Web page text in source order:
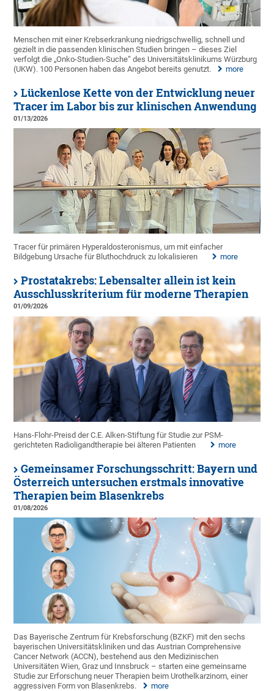
Menschen mit einer Krebserkrankung niedrigschwellig, schnell und
gezielt in die passenden klinischen Studien bringen – dieses Ziel
verfolgt die „Onko-Studien-Suche“ des Universitätsklinikums Würzburg
(UKW). 100 Personen haben das Angebot bereits genutzt.
more
Lückenlose Kette von der Entwicklung neuer
Tracer im Labor bis zur klinischen Anwendung
01/13/2026
Tracer für primären Hyperaldosteronismus, um mit einfacher
Bildgebung Ursache für Bluthochdruck zu lokalisieren
more
Prostatakrebs: Lebensalter allein ist kein
Ausschlusskriterium für moderne Therapien
01/09/2026
Hans-Flohr-Preisd der C.E. Alken-Stiftung für Studie zur PSM-
gerichteten Radioligandtherapie bei älteren Patienten
more
Gemeinsamer Forschungsschritt: Bayern und
Österreich untersuchen erstmals innovative
Therapien beim Blasenkrebs
01/08/2026
Das Bayerische Zentrum für Krebsforschung (BZKF) mit den sechs
bayerischen Universitätskliniken und das Austrian Comprehensive
Cancer Network (ACCN), bestehend aus den Medizinischen
Universitäten Wien, Graz und Innsbruck – starten eine gemeinsame
Studie zur Erforschung neuer Therapien beim Urothelkarzinom, einer
aggressiven Form von Blasenkrebs.
more